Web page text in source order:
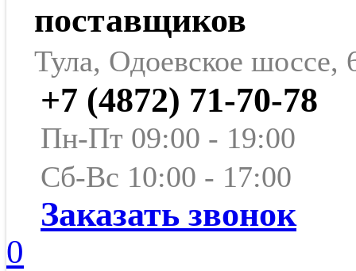
поставщиков
Тула, Одоевское шоссе,
+7 (4872) 71-70-78
Пн-Пт 09:00 - 19:00
Сб-Вс 10:00 - 17:00
Заказать звонок
0